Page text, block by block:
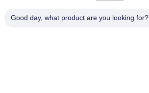
टेलीफोन
Good day, what product are you looking for?